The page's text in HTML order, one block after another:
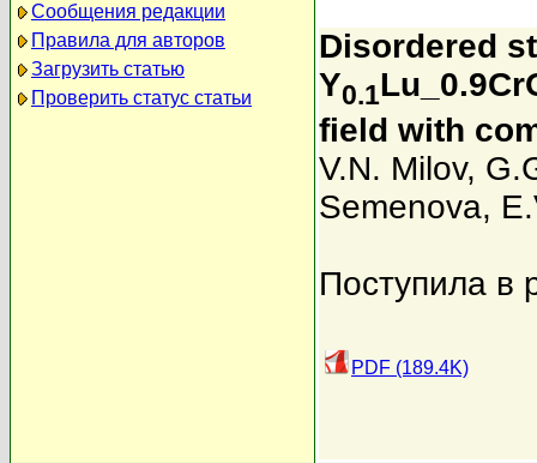
Сообщения редакции
Правила для авторов
Загрузить статью
Проверить статус статьи
Disordered
Y0.1
field with
V.N. Milov,
Semenova,
Поступила в
PDF (189.4K)